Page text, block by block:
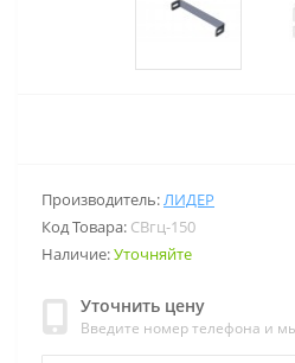
Производитель:ЛИДЕР
Код Товара: СВгц-150
Наличие:Уточняйте
Уточнить цену
Введите номер телефона и